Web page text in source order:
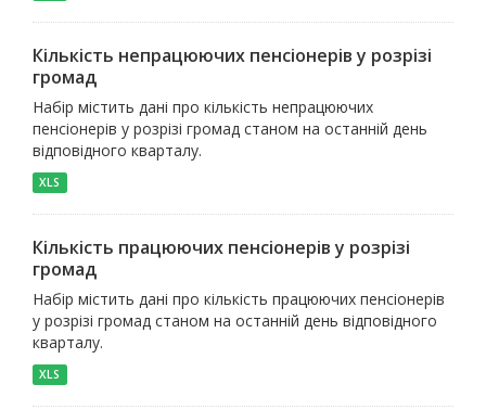
Кількість непрацюючих пенсіонерів у розрізі
громад
Набір містить дані про кількість непрацюючих
пенсіонерів у розрізі громад станом на останній день
відповідного кварталу.
XLS
Кількість працюючих пенсіонерів у розрізі
громад
Набір містить дані про кількість працюючих пенсіонерів
у розрізі громад станом на останній день відповідного
кварталу.
XLS